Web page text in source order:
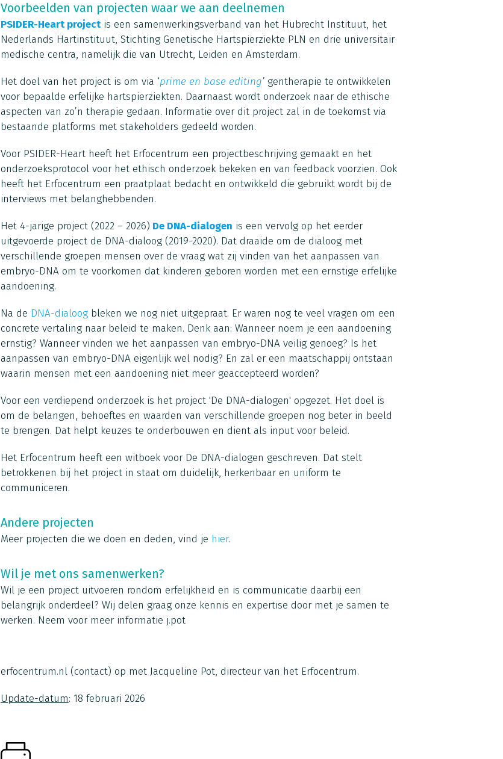
Voorbeelden van projecten waar we aan deelnemen
PSIDER-Heart projectis een samenwerkingsverband van het Hubrecht Instituut, het
Nederlands Hartinstituut, Stichting Genetische Hartspierziekte PLN en drie universitair
medische centra, namelijk die van Utrecht, Leiden en Amsterdam.
Het doel van het project is om via ‘prime en base editing’gentherapie te ontwikkelen
voor bepaalde erfelijke hartspierziekten. Daarnaast wordt onderzoek naar de ethische
aspecten van zo’n therapie gedaan. Informatie over dit project zal in de toekomst via
bestaande platforms met stakeholders gedeeld worden.
Voor PSIDER-Heart heeft het Erfocentrum een projectbeschrijving gemaakt en het
onderzoeksprotocol voor het ethisch onderzoek bekeken en van feedback voorzien. Ook
heeft het Erfocentrum een praatplaat bedacht en ontwikkeld die gebruikt wordt bij de
interviews met belanghebbenden.
Het 4-jarige project (2022 – 2026) De DNA-dialogen is een vervolg op het eerder
uitgevoerde project de DNA-dialoog (2019-2020). Dat draaide om de dialoog met
verschillende groepen mensen over de vraag wat zij vinden van het aanpassen van
embryo-DNA om te voorkomen dat kinderen geboren worden met een ernstige erfelijke
aandoening.
Na de DNA-dialoogbleken we nog niet uitgepraat. Er waren nog te veel vragen om een
concrete vertaling naar beleid te maken. Denk aan: Wanneer noem je een aandoening
ernstig? Wanneer vinden we het aanpassen van embryo-DNA veilig genoeg? Is het
aanpassen van embryo-DNA eigenlijk wel nodig? En zal er een maatschappij ontstaan
waarin mensen met een aandoening niet meer geaccepteerd worden?
Voor een verdiepend onderzoek is het project 'De DNA-dialogen' opgezet. Het doel is
om de belangen, behoeftes en waarden van verschillende groepen nog beter in beeld
te brengen. Dat helpt keuzes te onderbouwen en dient als input voor beleid.
Het Erfocentrum heeft een witboek voor De DNA-dialogen geschreven. Dat stelt
betrokkenen bij het project in staat om duidelijk, herkenbaar en uniform te
communiceren.
Andere projecten
Meer projecten die we doen en deden, vind je hier.
Wil je met ons samenwerken?
Wil je een project uitvoeren rondom erfelijkheid en is communicatie daarbij een
belangrijk onderdeel? Wij delen graag onze kennis en expertise door met je samen te
werken. Neem voor meer informatie j.pot
erfocentrum.nl(contact) op met Jacqueline Pot, directeur van het Erfocentrum.
Update-datum: 18 februari 2026